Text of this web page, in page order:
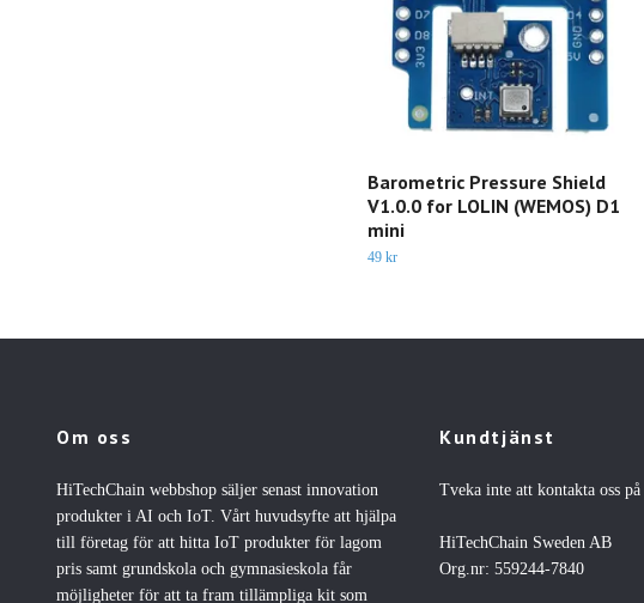
Barometric Pressure Shield
V1.0.0 for LOLIN (WEMOS) D1
mini
49 kr
Om oss
HiTechChain webbshop säljer senast innovation
produkter i AI och IoT. Vårt huvudsyfte att hjälpa
till företag för att hitta IoT produkter för lagom
pris samt grundskola och gymnasieskola får
möjligheter för att ta fram tillämpliga kit som
Kundtjänst
Tveka inte att kontakta oss på
HiTechChain Sweden AB
Org.nr: 559244-7840